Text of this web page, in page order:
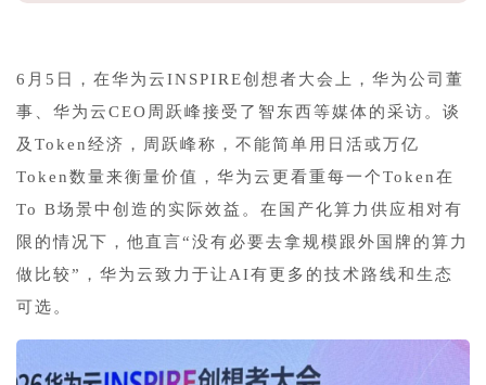
6月5日，在华为云INSPIRE创想者大会上，华为公司董
事、华为云CEO周跃峰接受了智东西等媒体的采访。 谈
及 Token经济 ，周跃峰称， 不能简单用日活或万亿
Token数量来衡量价值，华为云更看重每一个Token在
To B场景中创造的实际效益。在国产化算力供应相对有
限的情况下，他直言“没有必要去拿规模跟外国牌的算力
做比较”，华为云致力于让AI有更多的技术路线和生态
可选。